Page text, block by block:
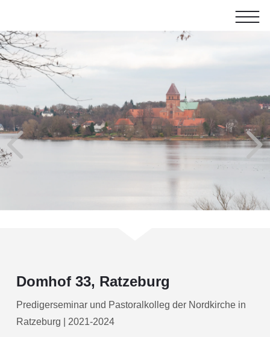
Domhof 33, Ratzeburg
Predigerseminar und Pastoralkolleg der Nordkirche in
Ratzeburg | 2021-2024